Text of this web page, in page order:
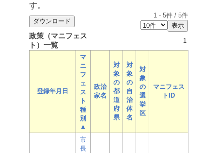
す。
1 - 5件 / 5件
政策（マニフェス
ト）一覧
1
登録年月日
マ
ニ
フ
ェ
ス
ト
種
別
▲
政治
家名
対
象
の
都
道
府
県
対
象
の
自
治
体
名
対
象
の
選
挙
区
マニフェス
トID
市
長